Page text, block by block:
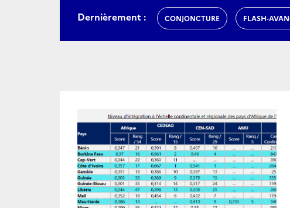
Dernièrement : CONJONCTURE FLASH-